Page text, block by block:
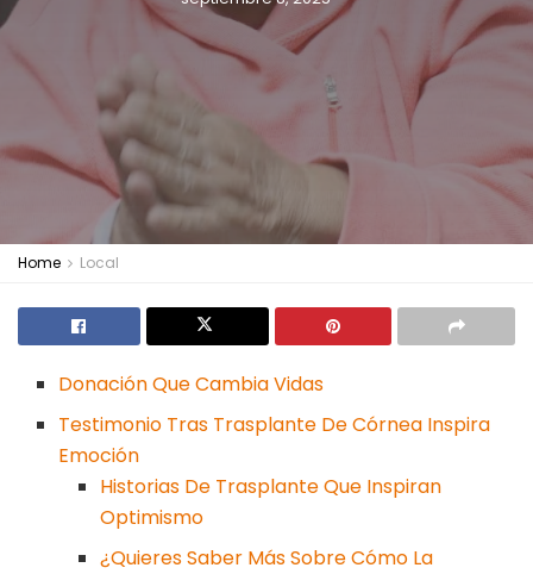
Home Local
Donación Que Cambia Vidas
Testimonio Tras Trasplante De Córnea Inspira
Emoción
Historias De Trasplante Que Inspiran
Optimismo
¿Quieres Saber Más Sobre Cómo La